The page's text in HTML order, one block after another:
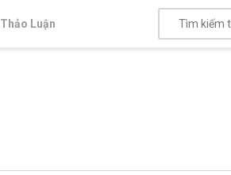
Thảo Luận